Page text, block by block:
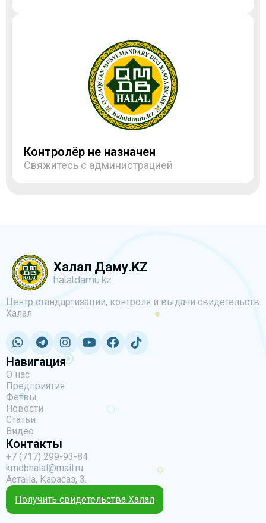
Контролёр не назначен
Свяжитесь с администрацией
Халал Даму.KZ
halaldamu.kz
Центр стандартизации, контроля и выдачи свидетельств
Халал
Навигация
О нас
Предприятия
Фетвы
Новости
Статьи
Видео
Контакты
+7 (717) 299-93-84
kmdbhalal@mail.ru
Астана, Карасаз, 3.
Получить свидетельства Халал